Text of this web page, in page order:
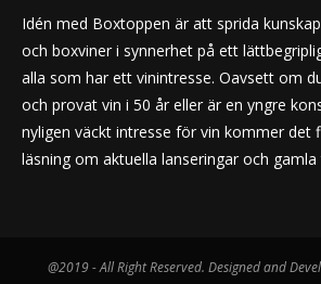
Idén med Boxtoppen är att sprida
och boxviner i synnerhet på ett
alla som har ett vinintresse. Oavsett om
och provat vin i 50 år eller är en yngre
nyligen väckt intresse för vin kommer det
läsning om aktuella lanseringar och
@2019 - All Right Reserved. Designed and